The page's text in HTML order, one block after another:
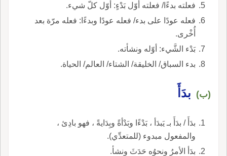
فعلته بدءًا/ فعلته أوّل بَدْءٍ: أوّل كلّ شيء.
فعله عودًا على بدء/ فعله عودًا وبدءًا: فعله مرّة بعد
أُخْرى.
بَدْء الشَّيء: أوّله ونشأته.
بدء السباق/ الخليقة/ الشتاء/ العالم/ الحياة.
(ب) بدَأَ
بدَأَ / بدَأَ بـ يَبدَأ ، بَدْءًا وبَدْأةً وبِدَايةً ، فهو بادِئ ،
والمفعول مبدوء (للمتعدِّي).
بدَأ الأمرُ ونحوُه حَدَثَ ونشأ.